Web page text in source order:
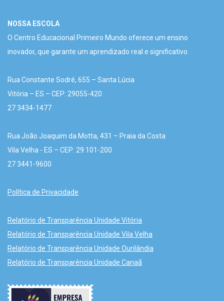
NOSSA ESCOLA
O Centro Educacional Primeiro Mundo oferece um ensino
inovador, que garante um aprendizado real e significativo.
Rua Constante Sodré, 655 – Santa Lúcia
Vitória – ES – CEP: 29055-420
27 3434-1477
Rua João Joaquim da Motta, 431 – Praia da Costa
Vila Velha - ES – CEP: 29.101-200
27 3441-9600
Política de Privacidade
Relatório de Transparência Unidade Vitória
Relatório de Transparência Unidade Vila Velha
Relatório de Transparência Unidade Ourilândia
Relatório de Transparência Unidade Canaã